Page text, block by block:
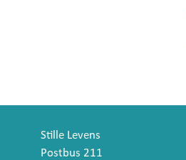
Stille Levens
Postbus 211